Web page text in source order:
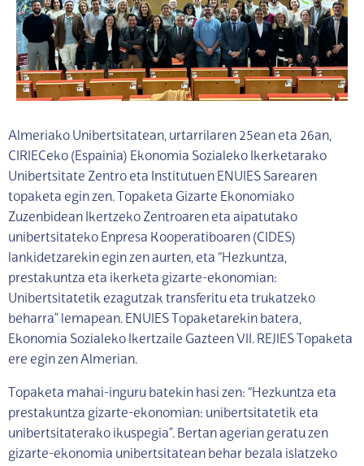
Almeriako Unibertsitatean, urtarrilaren 25ean eta 26an,
CIRIECeko (Espainia) Ekonomia Sozialeko Ikerketarako
Unibertsitate Zentro eta Institutuen ENUIES Sarearen
topaketa egin zen. Topaketa Gizarte Ekonomiako
Zuzenbidean Ikertzeko Zentroaren eta aipatutako
unibertsitateko Enpresa Kooperatiboaren (CIDES)
lankidetzarekin egin zen aurten, eta “Hezkuntza,
prestakuntza eta ikerketa gizarte-ekonomian:
Unibertsitatetik ezagutzak transferitu eta trukatzeko
beharra” lemapean. ENUIES Topaketarekin batera,
Ekonomia Sozialeko Ikertzaile Gazteen VII. REJIES Topaketa
ere egin zen Almerian.
Topaketa mahai-inguru batekin hasi zen: “Hezkuntza eta
prestakuntza gizarte-ekonomian: unibertsitatetik eta
unibertsitaterako ikuspegia”. Bertan agerian geratu zen
gizarte-ekonomia unibertsitatean behar bezala islatzeko